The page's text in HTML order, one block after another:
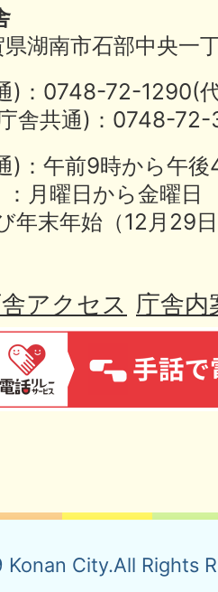
湖南市石部中央一
)：0748-72-
舎共通)：0748-
)：午前9時から午
月曜日から金曜日
年末年始（12月29
アクセス 庁舎内
City.All Rights